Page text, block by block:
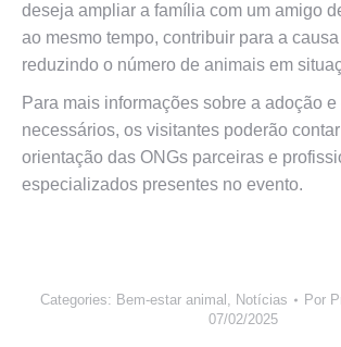
deseja ampliar a família com um amigo
ao mesmo tempo, contribuir para a
reduzindo o número de animais em
Para mais informações sobre a adoção
necessários, os visitantes poderão
orientação das ONGs parceiras e
especializados presentes no evento.
Categories: Bem-estar animal , Notícias Por
07/02/2025